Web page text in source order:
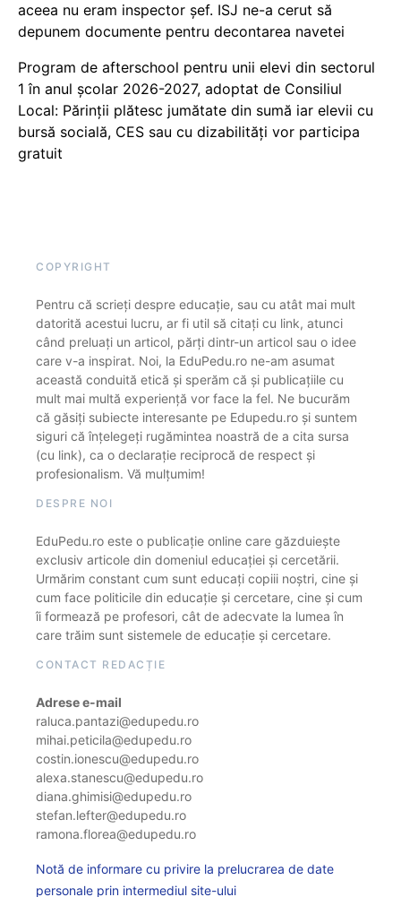
aceea nu eram inspector șef. ISJ ne-a cerut să
depunem documente pentru decontarea navetei
Program de afterschool pentru unii elevi din sectorul
1 în anul școlar 2026-2027, adoptat de Consiliul
Local: Părinții plătesc jumătate din sumă iar elevii cu
bursă socială, CES sau cu dizabilităţi vor participa
gratuit
COPYRIGHT
Pentru că scrieți despre educație, sau cu atât mai mult
datorită acestui lucru, ar fi util să citați cu link, atunci
când preluați un articol, părți dintr-un articol sau o idee
care v-a inspirat. Noi, la EduPedu.ro ne-am asumat
această conduită etică și sperăm că și publicațiile cu
mult mai multă experiență vor face la fel. Ne bucurăm
că găsiți subiecte interesante pe Edupedu.ro și suntem
siguri că înțelegeți rugămintea noastră de a cita sursa
(cu link), ca o declarație reciprocă de respect și
profesionalism. Vă mulțumim!
DESPRE NOI
EduPedu.ro este o publicație online care găzduiește
exclusiv articole din domeniul educației și cercetării.
Urmărim constant cum sunt educați copiii noștri, cine și
cum face politicile din educație și cercetare, cine și cum
îi formează pe profesori, cât de adecvate la lumea în
care trăim sunt sistemele de educație și cercetare.
CONTACT REDACȚIE
Adrese e-mail
raluca.pantazi@edupedu.ro
mihai.peticila@edupedu.ro
costin.ionescu@edupedu.ro
alexa.stanescu@edupedu.ro
diana.ghimisi@edupedu.ro
stefan.lefter@edupedu.ro
ramona.florea@edupedu.ro
Notă de informare cu privire la prelucrarea de date
personale prin intermediul site-ului